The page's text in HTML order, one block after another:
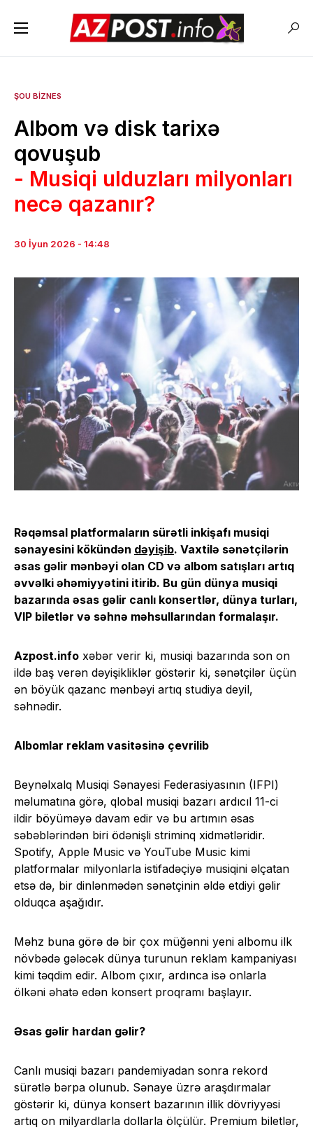
ŞOU BIZNES
Albom və disk tarixə
qovuşub
- Musiqi ulduzları milyonları
necə qazanır?
30 İyun 2026 - 14:48
Rəqəmsal platformaların sürətli inkişafı musiqi
sənayesini kökündən dəyişib. Vaxtilə sənətçilərin
əsas gəlir mənbəyi olan CD və albom satışları artıq
əvvəlki əhəmiyyətini itirib. Bu gün dünya musiqi
bazarında əsas gəlir canlı konsertlər, dünya turları,
VIP biletlər və səhnə məhsullarından formalaşır.
Azpost.info xəbər verir ki, musiqi bazarında son on
ildə baş verən dəyişikliklər göstərir ki, sənətçilər üçün
ən böyük qazanc mənbəyi artıq studiya deyil,
səhnədir.
Albomlar reklam vasitəsinə çevrilib
Beynəlxalq Musiqi Sənayesi Federasiyasının (IFPI)
məlumatına görə, qlobal musiqi bazarı ardıcıl 11-ci
ildir böyüməyə davam edir və bu artımın əsas
səbəblərindən biri ödənişli striminq xidmətləridir.
Spotify, Apple Music və YouTube Music kimi
platformalar milyonlarla istifadəçiyə musiqini əlçatan
etsə də, bir dinlənmədən sənətçinin əldə etdiyi gəlir
olduqca aşağıdır.
Məhz buna görə də bir çox müğənni yeni albomu ilk
növbədə gələcək dünya turunun reklam kampaniyası
kimi təqdim edir. Albom çıxır, ardınca isə onlarla
ölkəni əhatə edən konsert proqramı başlayır.
Əsas gəlir hardan gəlir?
Canlı musiqi bazarı pandemiyadan sonra rekord
sürətlə bərpa olunub. Sənaye üzrə araşdırmalar
göstərir ki, dünya konsert bazarının illik dövriyyəsi
artıq on milyardlarla dollarla ölçülür. Premium biletlər,